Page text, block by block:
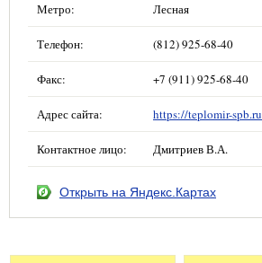
Метро: Лесная
Телефон: (812) 925-68-40
Факс: +7 (911) 925-68-40
Адрес сайта: https://teplomir-spb.ru
Контактное лицо: Дмитриев В.А.
Открыть на Яндекс.Картах